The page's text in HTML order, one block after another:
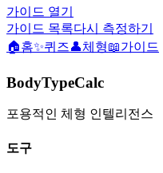
가이드 열기
가이드 목록다시 측정하기
🏠홈✨퀴즈👤체형📖가이드
BodyTypeCalc
포용적인 체형 인텔리전스
도구